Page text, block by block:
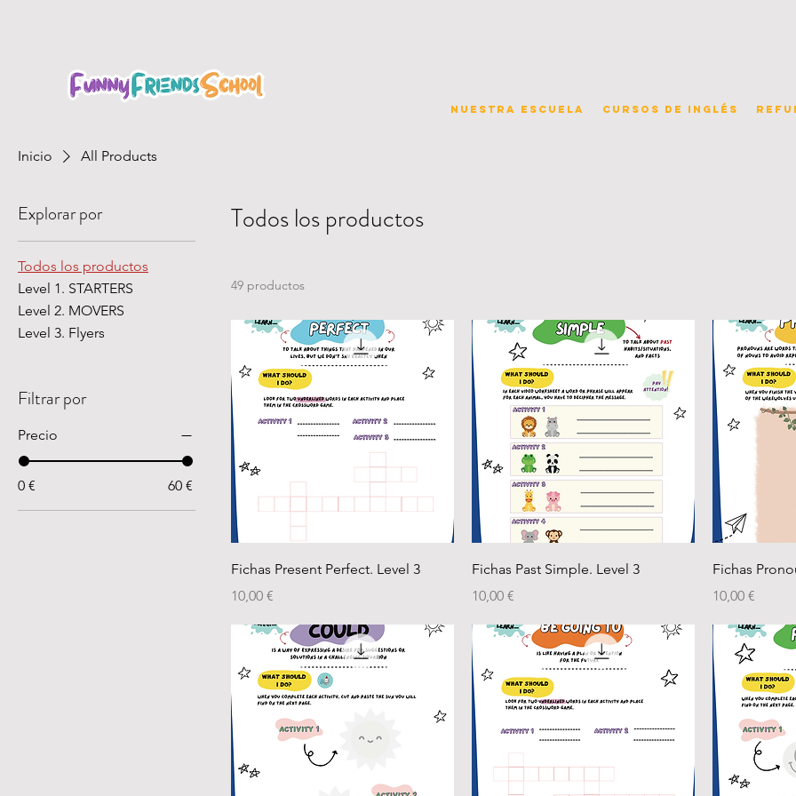
Nuestra escuela Cursos de inglés
Inicio All Products
Explorar por
Todos los productos
Level 1. STARTERS
Level 2. MOVERS
Level 3. Flyers
Filtrar por
Precio
0 € 60 €
Todos los productos
49 productos
Fichas Present Perfect. Level 3
Precio
10,00 €
Fichas Past Simple. Level 3
Precio
10,00 €
Fichas
Precio
10,00 €